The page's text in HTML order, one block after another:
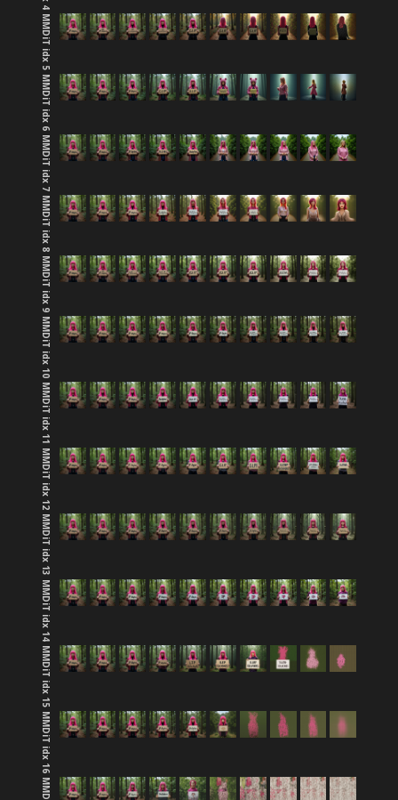
MMDiT idx 5
MMDiT idx 6
MMDiT idx 7
MMDiT idx 8
MMDiT idx 9
MMDiT idx 10
MMDiT idx 11
MMDiT idx 12
MMDiT idx 13
MMDiT idx 14
MMDiT idx 15
MMDiT idx 16